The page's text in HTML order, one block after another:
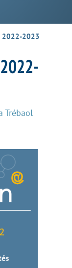
2022-2023
Trébaol